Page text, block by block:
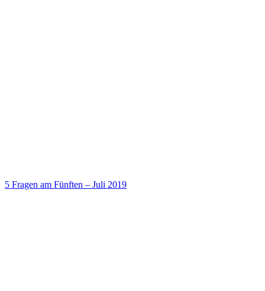
5 Fragen am Fünften – Juli 2019